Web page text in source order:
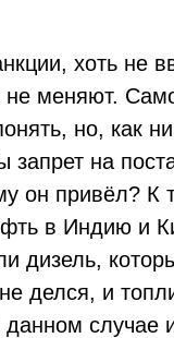
хоть не
не меняют.
но, как
запрет на
он привёл? К
в Индию и
дизель,
делся, и
случае